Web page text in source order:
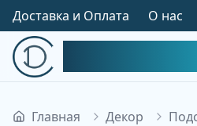
Доставка и Оплата О нас
Главная Декор